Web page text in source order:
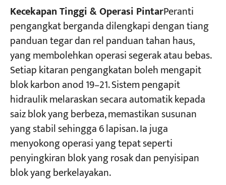
Kecekapan Tinggi & Operasi PintarPeranti
pengangkat berganda dilengkapi dengan tiang
panduan tegar dan rel panduan tahan haus,
yang membolehkan operasi segerak atau bebas.
Setiap kitaran pengangkatan boleh mengapit
blok karbon anod 19–21. Sistem pengapit
hidraulik melaraskan secara automatik kepada
saiz blok yang berbeza, memastikan susunan
yang stabil sehingga 6 lapisan. Ia juga
menyokong operasi yang tepat seperti
penyingkiran blok yang rosak dan penyisipan
blok yang berkelayakan.